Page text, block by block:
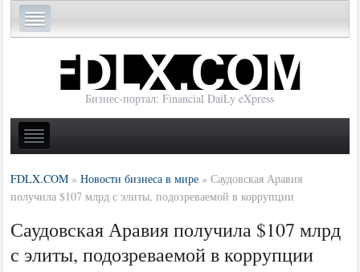
Бизнес-портал: Financial DaiLy eXpress
FDLX.COM »Новости бизнеса в мире »Саудовская Аравия
получила $107 млрд с элиты, подозреваемой в коррупции
Саудовская Аравия получила $107 млрд
с элиты, подозреваемой в коррупции